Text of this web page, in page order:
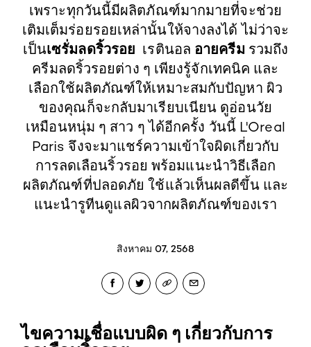
เพราะทุกวันนี้มีผลิตภัณฑ์มากมายที่จะช่วย
เติมเต็มร่อยรอยเหล่านั้นให้จางลงได้ ไม่ว่าจะ
เป็นเซรั่มลดริ้วรอย เรตินอล อายครีม รวมถึง
ครีมลดริ้วรอยต่าง ๆ เพียงรู้จักเทคนิค และ
เลือกใช้ผลิตภัณฑ์ให้เหมาะสมกับปัญหา ผิว
ของคุณก็จะกลับมาเรียบเนียน ดูอ่อนวัย
เหมือนหนุ่ม ๆ สาว ๆ ได้อีกครั้ง วันนี้ L'Oreal
Paris จึงจะมาแชร์ความเข้าใจผิดเกี่ยวกับ
การลดเลือนริ้วรอย พร้อมแนะนำวิธีเลือก
ผลิตภัณฑ์ที่ปลอดภัย ใช้แล้วเห็นผลดีขึ้น และ
แนะนำรูทีนดูแลผิวจากผลิตภัณฑ์ของเรา
สิงหาคม 07, 2568
ไขความเชื่อแบบผิด ๆ เกี่ยวกับการ